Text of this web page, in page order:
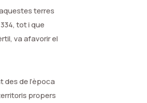
terres
tot i que
va afavorir el
de l’època
propers